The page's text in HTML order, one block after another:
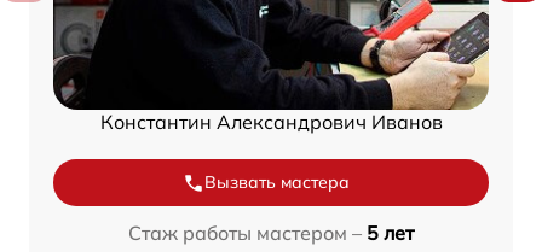
Константин Александрович Иванов
Вызвать мастера
Стаж работы мастером – 5 лет